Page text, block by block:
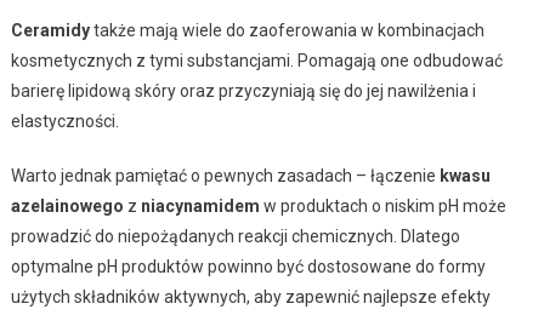
Ceramidytakże mają wiele do zaoferowania w kombinacjach
kosmetycznych z tymi substancjami. Pomagają one odbudować
barierę lipidową skóry oraz przyczyniają się do jej nawilżenia i
elastyczności.
Warto jednak pamiętać o pewnych zasadach – łączenie kwasu
azelainowego z niacynamidem w produktach o niskim pH może
prowadzić do niepożądanych reakcji chemicznych. Dlatego
optymalne pH produktów powinno być dostosowane do formy
użytych składników aktywnych, aby zapewnić najlepsze efekty